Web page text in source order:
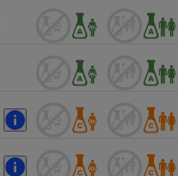
Climatiseur -